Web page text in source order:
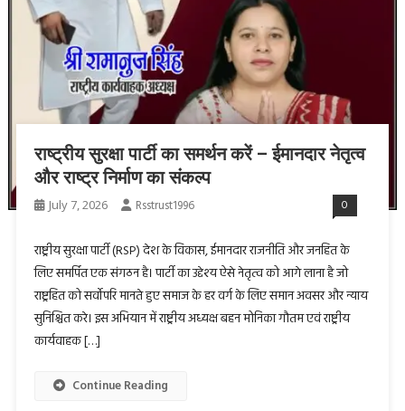
राष्ट्रीय सुरक्षा पार्टी का समर्थन करें – ईमानदार नेतृत्व
और राष्ट्र निर्माण का संकल्प
July 7, 2026 Rsstrust1996 0
राष्ट्रीय सुरक्षा पार्टी (RSP) देश के विकास, ईमानदार राजनीति और जनहित के
लिए समर्पित एक संगठन है। पार्टी का उद्देश्य ऐसे नेतृत्व को आगे लाना है जो
राष्ट्रहित को सर्वोपरि मानते हुए समाज के हर वर्ग के लिए समान अवसर और न्याय
सुनिश्चित करे। इस अभियान में राष्ट्रीय अध्यक्ष बहन मोनिका गौतम एवं राष्ट्रीय
कार्यवाहक […]
Continue Reading